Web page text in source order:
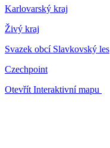
Karlovarský kraj
Živý kraj
Svazek obcí Slavkovský les
Czechpoint
Otevřít Interaktivní mapu